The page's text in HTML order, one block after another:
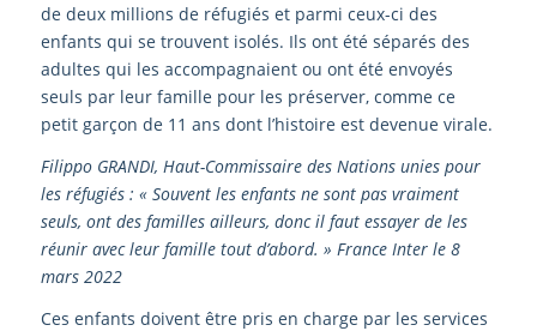
de deux millions de réfugiés et parmi ceux-ci des
enfants qui se trouvent isolés. Ils ont été séparés des
adultes qui les accompagnaient ou ont été envoyés
seuls par leur famille pour les préserver, comme ce
petit garçon de 11 ans dont l’histoire est devenue virale.
Filippo GRANDI, Haut-Commissaire des Nations unies pour
les réfugiés : « Souvent les enfants ne sont pas vraiment
seuls, ont des familles ailleurs, donc il faut essayer de les
réunir avec leur famille tout d’abord. » France Inter le 8
mars 2022
Ces enfants doivent être pris en charge par les services